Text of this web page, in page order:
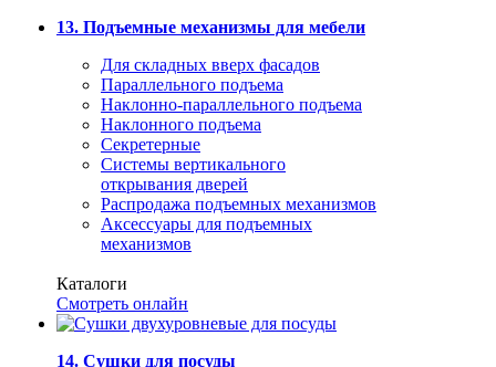
13. Подъемные механизмы для мебели
Для складных вверх фасадов
Параллельного подъема
Наклонно-параллельного подъема
Наклонного подъема
Секретерные
Системы вертикального
открывания дверей
Распродажа подъемных механизмов
Аксессуары для подъемных
механизмов
Каталоги
Смотреть онлайн
14. Сушки для посуды